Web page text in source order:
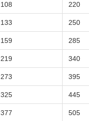
108 220
133 250
159 285
219 340
273 395
325 445
377 505